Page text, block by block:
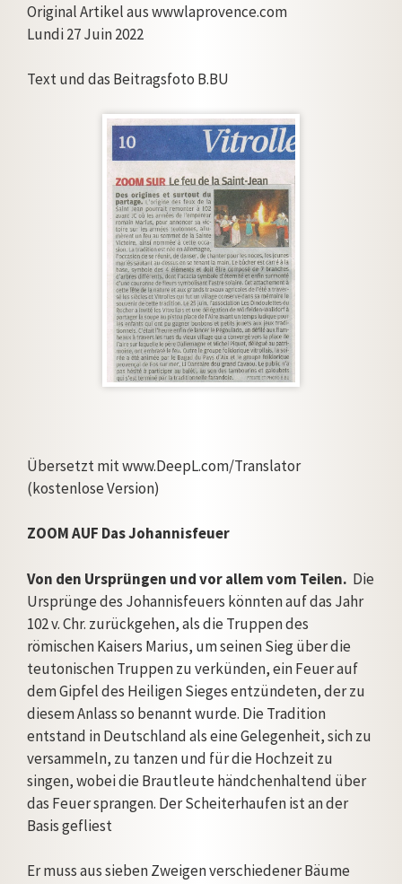
Original Artikel aus wwwlaprovence.com
Lundi 27 Juin 2022
Text und das Beitragsfoto B.BU
Übersetzt mit www.DeepL.com/Translator
(kostenlose Version)
ZOOM AUF Das Johannisfeuer
Von den Ursprüngen und vor allem vom Teilen. Die
Ursprünge des Johannisfeuers könnten auf das Jahr
102 v. Chr. zurückgehen, als die Truppen des
römischen Kaisers Marius, um seinen Sieg über die
teutonischen Truppen zu verkünden, ein Feuer auf
dem Gipfel des Heiligen Sieges entzündeten, der zu
diesem Anlass so benannt wurde. Die Tradition
entstand in Deutschland als eine Gelegenheit, sich zu
versammeln, zu tanzen und für die Hochzeit zu
singen, wobei die Brautleute händchenhaltend über
das Feuer sprangen. Der Scheiterhaufen ist an der
Basis gefliest
Er muss aus sieben Zweigen verschiedener Bäume